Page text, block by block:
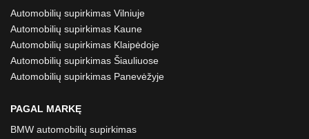
Automobilių supirkimas Vilniuje
Automobilių supirkimas Kaune
Automobilių supirkimas Klaipėdoje
Automobilių supirkimas Šiauliuose
Automobilių supirkimas Panevėžyje
PAGAL MARKĘ
BMW automobilių supirkimas